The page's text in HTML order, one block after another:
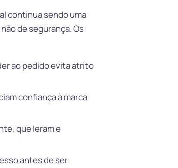
continua sendo uma
de segurança. Os
ao pedido evita atrito
confiança à marca
que leram e
antes de ser